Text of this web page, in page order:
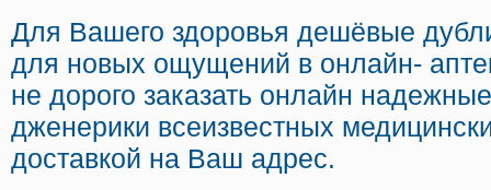
Для Вашего здоровья дешёвые
для новых ощущений в онлайн-
не дорого заказать онлайн
дженерики всеизвестных
доставкой на Ваш адрес.